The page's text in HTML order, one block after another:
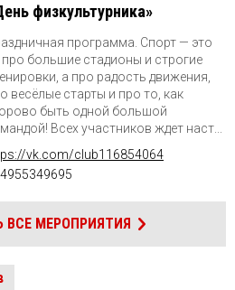
физкультурника»
программа. Спорт — это
про большие стадионы и строгие
а про радость движения,
весёлые старты и про то, как
быть одной большой
Всех участников ждет наст...
vk.com/club116854064
ВСЕ МЕРОПРИЯТИЯ